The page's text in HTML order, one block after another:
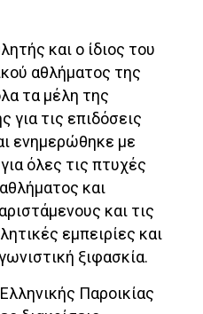
και ο ίδιος του
αθλήματος της
τα μέλη της
για τις επιδόσεις
ενημερώθηκε με
όλες τις πτυχές
και
και τις
εμπειρίες και
ξιφασκία.
Παροικίας